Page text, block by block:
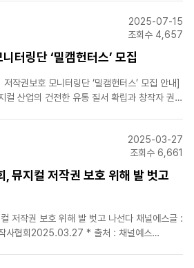
2025-07-15
조회수 4,657
터링단 ‘밀캠헌터스’ 모집
작권보호 모니터링단 ‘밀캠헌터스’ 모집 안내]
컬 산업의 건전한 유통 질서 확립과 창작자 권익
2025-03-27
조회수 6,661
, 뮤지컬 저작권 보호 위해 발 벗고
저작권 보호 위해 발 벗고 나선다 채널에스글 :
사협회2025.03.27 * 출처 : 채널예스